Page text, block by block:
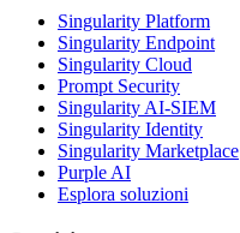
Singularity Platform
Singularity Endpoint
Singularity Cloud
Prompt Security
Singularity AI-SIEM
Singularity Identity
Singularity Marketplace
Purple AI
Esplora soluzioni